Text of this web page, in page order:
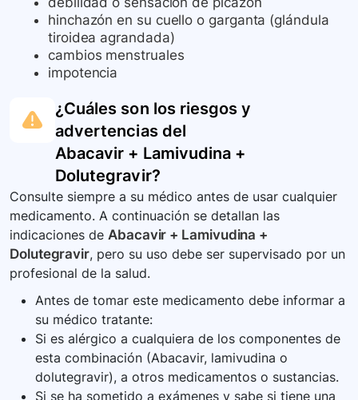
hinchazón en su cuello o garganta (glándula
tiroidea agrandada)
cambios menstruales
impotencia
¿Cuáles son los riesgos y
advertencias del
Abacavir + Lamivudina +
Dolutegravir?
Consulte siempre a su médico antes de usar cualquier
medicamento. A continuación se detallan las
indicaciones de Abacavir + Lamivudina +
Dolutegravir, pero su uso debe ser supervisado por un
profesional de la salud.
Antes de tomar este medicamento debe informar a
su médico tratante:
Si es alérgico a cualquiera de los componentes de
esta combinación (Abacavir, lamivudina o
dolutegravir), a otros medicamentos o sustancias.
Si se ha sometido a exámenes y sabe si tiene una